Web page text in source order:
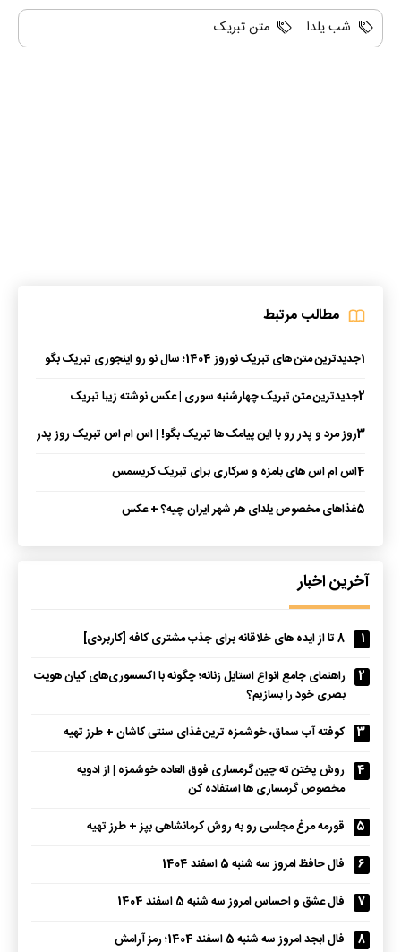
شب یلدا متن تبریک
مطالب مرتبط
1جدیدترین متن های تبریک نوروز 1404؛ سال نو رو اینجوری تبریک بگو
2جدیدترین متن تبریک چهارشنبه سوری | عکس نوشته زیبا تبریک
3روز مرد و پدر رو با این پیامک ها تبریک بگو! | اس ام اس تبریک روز پدر
4اس ام اس های بامزه و سرکاری برای تبریک کریسمس
5غذاهای مخصوص یلدای هر شهر ایران چیه؟ + عکس
آخرین اخبار
1
8 تا از ایده های خلاقانه برای جذب مشتری کافه [کاربردی]
2
راهنمای جامع انواع استایل زنانه؛ چگونه با اکسسوری‌های کیان هویت
بصری خود را بسازیم؟
3
کوفته آب سماق، خوشمزه ترین غذای سنتی کاشان + طرز تهیه
4
روش پختن ته چین گرمساری فوق العاده خوشمزه | از ادویه
مخصوص گرمساری ها استفاده کن
5
قورمه مرغ مجلسی رو به روش کرمانشاهی بپز + طرز تهیه
6
فال حافظ امروز سه شنبه 5 اسفند 1404
7
فال عشق و احساس امروز سه شنبه 5 اسفند 1404
8
فال ابجد امروز سه شنبه 5 اسفند 1404؛ رمز آرامش